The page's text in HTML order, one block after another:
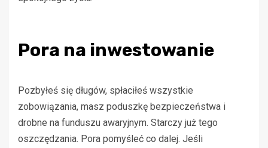
Pora na inwestowanie
Pozbyłeś się długów, spłaciłeś wszystkie
zobowiązania, masz poduszkę bezpieczeństwa i
drobne na funduszu awaryjnym. Starczy już tego
oszczędzania. Pora pomyśleć co dalej. Jeśli